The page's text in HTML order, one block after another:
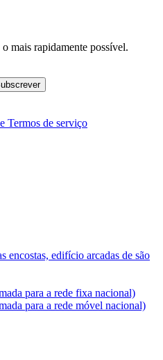
mais rapidamente possível.
Termos de serviço
encostas, edifício arcadas de são
para a rede fixa nacional)
para a rede móvel nacional)